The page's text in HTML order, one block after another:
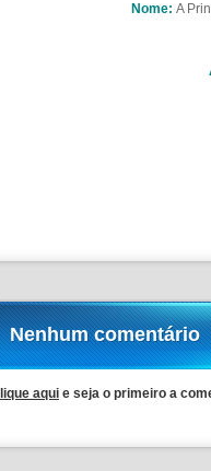
Nome: A
Nenhum comentário
aqui e seja o primeiro a